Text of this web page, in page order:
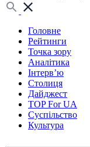
Головне
Рейтинги
Точка зору
Аналітика
Інтерв’ю
Столиця
Дайджест
TOP For UA
Суспiльство
Культура